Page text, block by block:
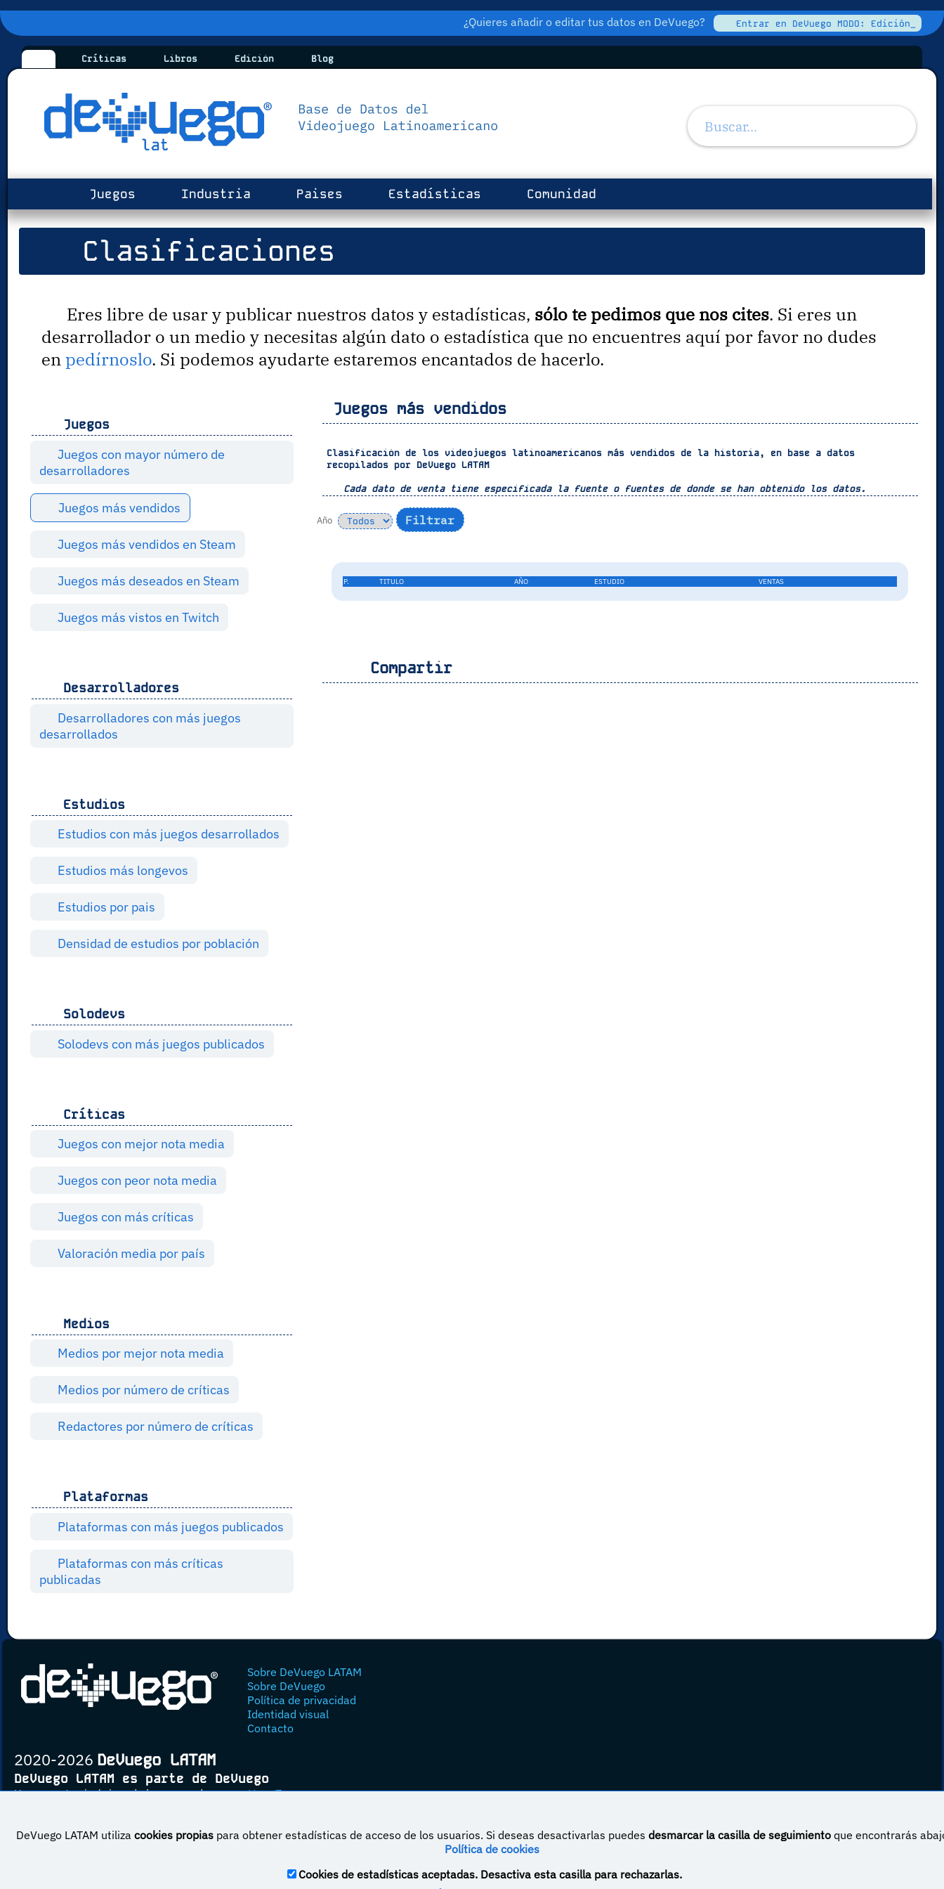
¿Quieres añadir o editar tus datos en DeVuego? Entrar en DeVuego MODO: Edición_
Críticas Libros Edición Blog
Juegos Industria Paises Estadísticas Comunidad
Clasificaciones
Eres libre de usar y publicar nuestros datos y estadísticas, sólo te pedimos que nos cites. Si eres un
desarrollador o un medio y necesitas algún dato o estadística que no encuentres aquí por favor no dudes
en pedírnoslo. Si podemos ayudarte estaremos encantados de hacerlo.
Juegos
Juegos con mayor número de
desarrolladores
Juegos más vendidos
Juegos más vendidos en Steam
Juegos más deseados en Steam
Juegos más vistos en Twitch
Desarrolladores
Desarrolladores con más juegos
desarrollados
Estudios
Estudios con más juegos desarrollados
Estudios más longevos
Estudios por pais
Densidad de estudios por población
Solodevs
Solodevs con más juegos publicados
Críticas
Juegos con mejor nota media
Juegos con peor nota media
Juegos con más críticas
Valoración media por país
Medios
Medios por mejor nota media
Medios por número de críticas
Redactores por número de críticas
Plataformas
Plataformas con más juegos publicados
Plataformas con más críticas
publicadas
Juegos más vendidos
Clasificación de los videojuegos latinoamericanos más vendidos de la historia, en base a datos
recopilados por DeVuego LATAM
Cada dato de venta tiene especificada la fuente o fuentes de donde se han obtenido los datos.
Año
P. TITULO AÑO ESTUDIO VENTAS
Compartir
Sobre DeVuego LATAM
Sobre DeVuego
Política de privacidad
Identidad visual
Contacto
2020-2026 DeVuego LATAM
DeVuego LATAM es parte de DeVuego
Un proyecto sin ánimo de lucro creado por Yova Turnes
Esta obra está bajo una licencia de Creative Commons Reconocimiento-NoComercial-CompartirIgual 4.0 Internacional
DeVuego LATAM utiliza cookies propiaspara obtener estadísticas de acceso de los usuarios. Si deseas desactivarlas puedes desmarcar la casilla de seguimientoque encontrarás
Política de cookies
Cookies de estadísticas aceptadas. Desactiva esta casilla para rechazarlas.